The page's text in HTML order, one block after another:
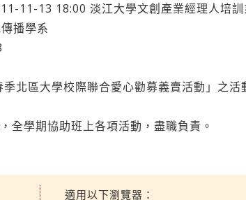
11-13 18:00 淡江大學文創產業經理人培訓
播學系
北區大學校際聯合愛心勸募義賣活動」之活
全學期協助班上各項活動，盡職負責。
適用以下瀏覽器：